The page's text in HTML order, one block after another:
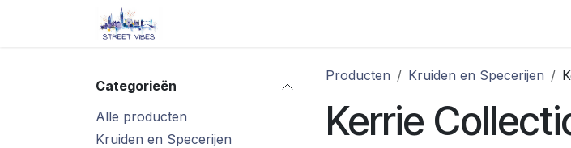
Overslaan naar inhoud
Categorieën
Alle producten
Kruiden en Specerijen
Producten Kruiden en Specerijen
Kerrie